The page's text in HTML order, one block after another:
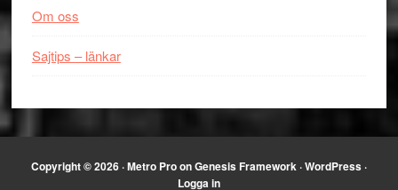
Om oss
Sajtips – länkar
Copyright © 2026 ·Metro ProonGenesis Framework ·WordPress ·
Logga in